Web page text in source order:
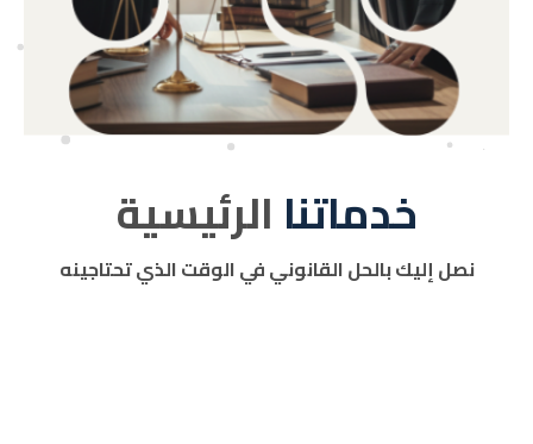
خدماتنا الرئيسية
نصل إليك بالحل القانوني في الوقت الذي تحتاجينه